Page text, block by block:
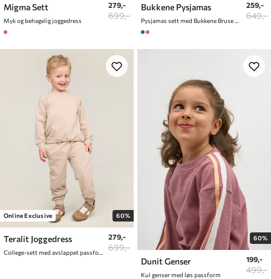
Migma Sett
Myk og behagelig joggedress
279,-
699,-
Bukkene Pysjamas
Pysjamas sett med Bukkene Bruse Print
259,-
649,-
Online Exclusive 60%
Teralit Joggedress
College-sett med avslappet passform
279,-
699,-
60%
Dunit Genser
Kul genser med løs passform
199,-
499,-